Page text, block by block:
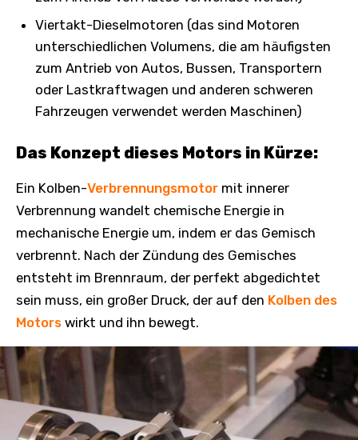
Viertakt-Dieselmotoren (das sind Motoren
unterschiedlichen Volumens, die am häufigsten
zum Antrieb von Autos, Bussen, Transportern
oder Lastkraftwagen und anderen schweren
Fahrzeugen verwendet werden Maschinen)
Das Konzept dieses Motors in Kürze:
Ein Kolben-Verbrennungsmotor mit innerer
Verbrennung wandelt chemische Energie in
mechanische Energie um, indem er das Gemisch
verbrennt. Nach der Zündung des Gemisches
entsteht im Brennraum, der perfekt abgedichtet
sein muss, ein großer Druck, der auf den Kolben des
Motors wirkt und ihn bewegt.